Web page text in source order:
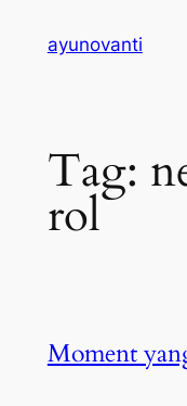
ayunovanti
Tag:
rol
Moment